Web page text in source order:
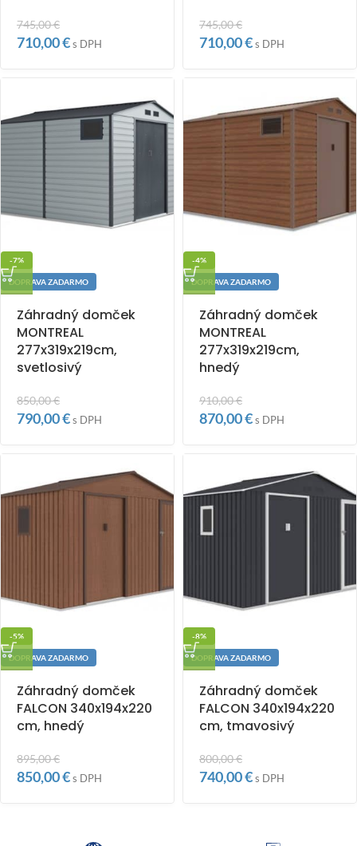
745,00€
710,00€s DPH
745,00€
710,00€s DPH
-7%
DOPRAVA ZADARMO
Záhradný domček
MONTREAL
277x319x219cm,
svetlosivý
850,00€
790,00€s DPH
-4%
DOPRAVA ZADARMO
Záhradný domček
MONTREAL
277x319x219cm,
hnedý
910,00€
870,00€s DPH
-5%
DOPRAVA ZADARMO
Záhradný domček
FALCON 340x194x220
cm, hnedý
895,00€
850,00€s DPH
-8%
DOPRAVA ZADARMO
Záhradný domček
FALCON 340x194x220
cm, tmavosivý
800,00€
740,00€s DPH